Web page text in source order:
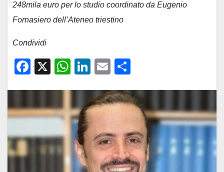
248mila euro per lo studio coordinato da Eugenio
Fornasiero dell’Ateneo triestino
Condividi
F
e
b
o
X
W
s
A
p
p
Li
k
e
dI
n
E
ail n
di
vi
di